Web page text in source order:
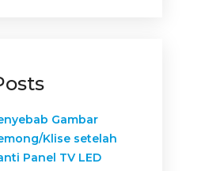
Gambar
Klise setelah
Panel TV LED